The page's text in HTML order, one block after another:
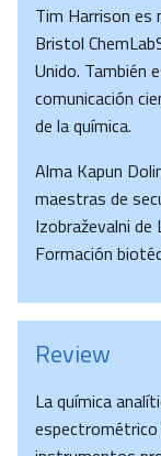
Tim Harrison es
Bristol
Unido. También
comunicación
de la química.
Alma Kapun
maestras de
Izobraževalni de
Formación
Review
La química